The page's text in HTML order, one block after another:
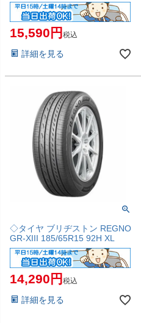
15,590 税込
詳細を見る
◇タイヤ ブリヂストン REGNO
GR-XIII 185/65R15 92H XL
14,290 税込
詳細を見る